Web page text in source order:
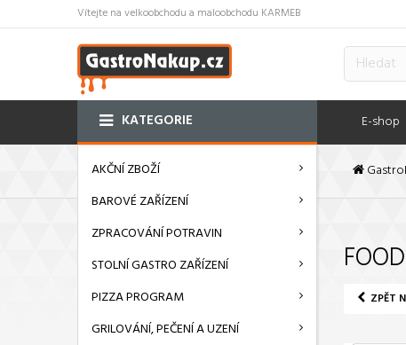
Vítejte na velkoobchodu a maloobchodu KARMEB
E-shop
KATEGORIE
AKČNÍ ZBOŽÍ
BAROVÉ ZAŘÍZENÍ
ZPRACOVÁNÍ POTRAVIN
STOLNÍ GASTRO ZAŘÍZENÍ
PIZZA PROGRAM
GRILOVÁNÍ, PEČENÍ A UZENÍ
ZPĚT